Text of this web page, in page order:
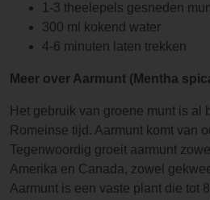
1-3 theelepels gesneden
300 ml kokend water
4-6 minuten laten trekken
Meer over Aarmunt (Mentha
Het gebruik van groene munt is al
Romeinse tijd. Aarmunt komt van
Tegenwoordig groeit aarmunt
Amerika en Canada, zowel
Aarmunt is een vaste plant die tot